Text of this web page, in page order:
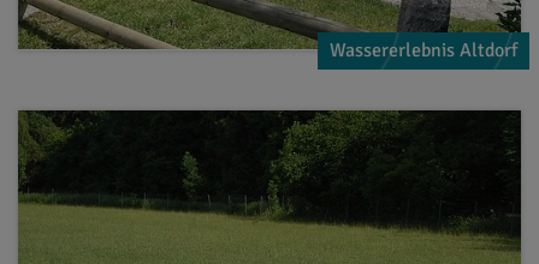
Wassererlebnis Altdorf